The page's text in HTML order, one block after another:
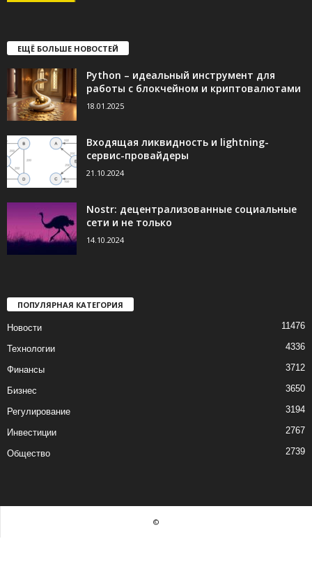
ЕЩЁ БОЛЬШЕ НОВОСТЕЙ
Python – идеальный инструмент для
работы с блокчейном и криптовалютами
18.01.2025
Входящая ликвидность и lightning-
сервис-провайдеры
21.10.2024
Nostr: децентрализованные социальные
сети и не только
14.10.2024
ПОПУЛЯРНАЯ КАТЕГОРИЯ
Новости 11476
Технологии 4336
Финансы 3712
Бизнес 3650
Регулирование 3194
Инвестиции 2767
Общество 2739
©